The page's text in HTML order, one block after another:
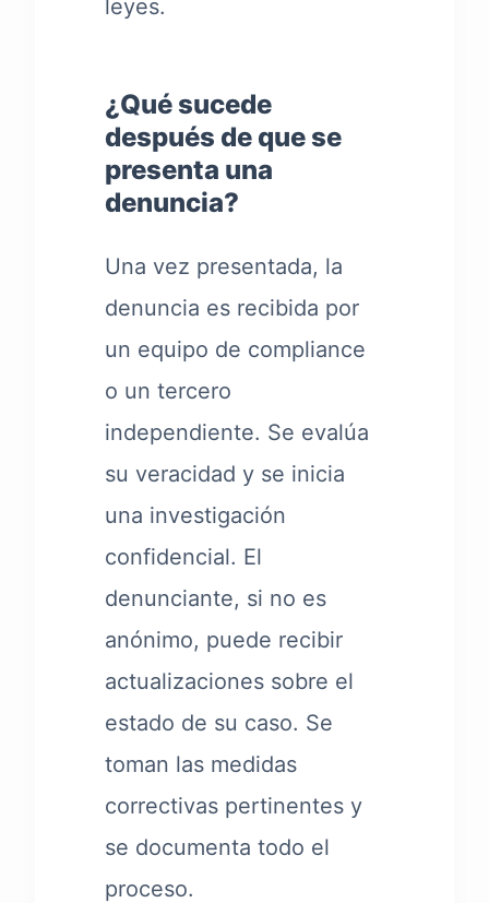
leyes.
¿Qué sucede
después de que se
presenta una
denuncia?
Una vez presentada, la
denuncia es recibida por
un equipo de compliance
o un tercero
independiente. Se evalúa
su veracidad y se inicia
una investigación
confidencial. El
denunciante, si no es
anónimo, puede recibir
actualizaciones sobre el
estado de su caso. Se
toman las medidas
correctivas pertinentes y
se documenta todo el
proceso.